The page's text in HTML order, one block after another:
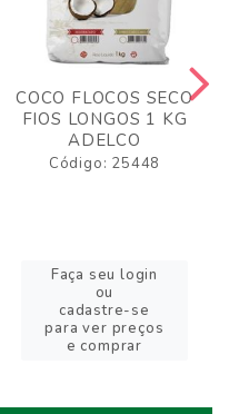
COCO FLOCOS SECO
FIOS LONGOS 1 KG
ADELCO
Código: 25448
Faça seu login
ou
cadastre-se
para ver preços
e comprar